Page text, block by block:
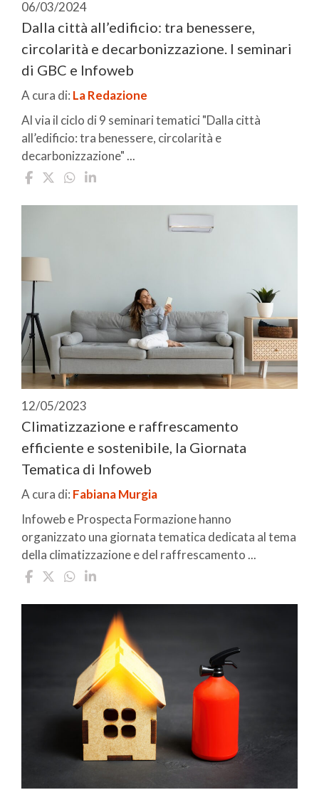
06/03/2024
Dalla città all’edificio: tra benessere,
circolarità e decarbonizzazione. I seminari
di GBC e Infoweb
A cura di: La Redazione
Al via il ciclo di 9 seminari tematici "Dalla città
all’edificio: tra benessere, circolarità e
decarbonizzazione" ...
12/05/2023
Climatizzazione e raffrescamento
efficiente e sostenibile, la Giornata
Tematica di Infoweb
A cura di: Fabiana Murgia
Infoweb e Prospecta Formazione hanno
organizzato una giornata tematica dedicata al tema
della climatizzazione e del raffrescamento ...